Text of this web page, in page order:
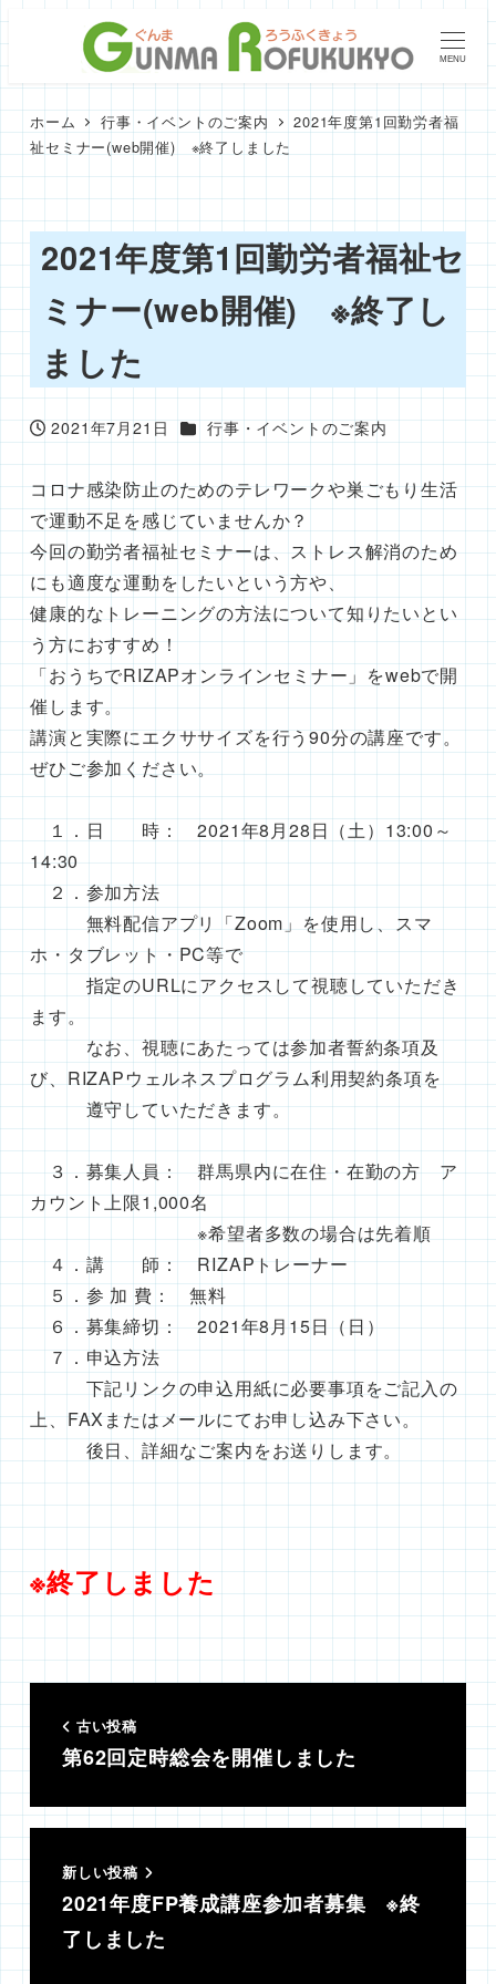
メ
ン
コ
テ
ツ
へ
動
MENU
ホーム 行事・イベントのご案内
2021年度第1回勤労者福
祉セミナー(web開催) ※終了しました
2021年度第1回勤労者福祉セ
ミナー(web開催) ※終了し
ました
投稿日
2021年7月21日 カテゴリー
行事・イベントのご案内
コロナ感染防止のためのテレワークや巣ごもり生活
で運動不足を感じていませんか？
今回の勤労者福祉セミナーは、ストレス解消のため
にも適度な運動をしたいという方や、
健康的なトレーニングの方法について知りたいとい
う方におすすめ！
「おうちでRIZAPオンラインセミナー」をwebで開
催します。
講演と実際にエクササイズを行う90分の講座です。
ぜひご参加ください。
１．日 時： 2021年8月28日（土）13:00～
14:30
２．参加方法
無料配信アプリ「Zoom」を使用し、スマ
ホ・タブレット・PC等で
指定のURLにアクセスして視聴していただき
ます。
なお、視聴にあたっては参加者誓約条項及
び、RIZAPウェルネスプログラム利用契約条項を
遵守していただきます。
３．募集人員： 群馬県内に在住・在勤の方 ア
カウント上限1,000名
※希望者多数の場合は先着順
４．講 師： RIZAPトレーナー
５．参 加 費： 無料
６．募集締切： 2021年8月15日（日）
７．申込方法
下記リンクの申込用紙に必要事項をご記入の
上、FAXまたはメールにてお申し込み下さい。
後日、詳細なご案内をお送りします。
※終了しました
古い投稿
第62回定時総会を開催しました
新しい投稿
2021年度FP養成講座参加者募集 ※終
了しました